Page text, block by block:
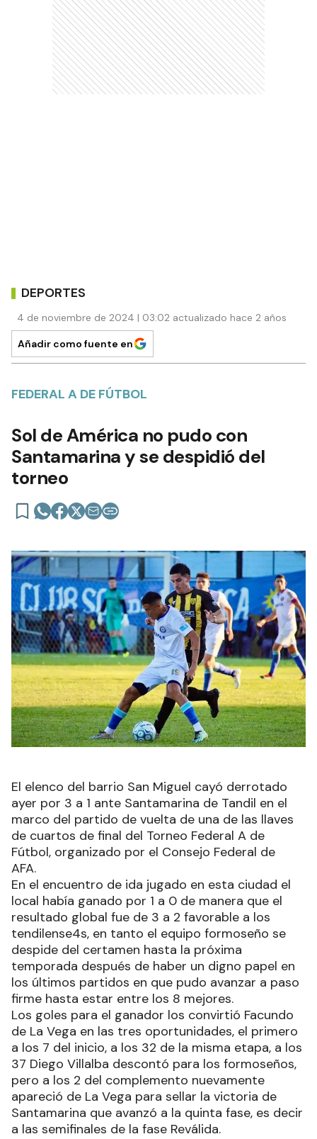
DEPORTES
4 de noviembre de 2024 | 03:02 actualizado hace 2 años
Añadir como fuente en
FEDERAL A DE FÚTBOL
Sol de América no pudo con
Santamarina y se despidió del
torneo
El elenco del barrio San Miguel cayó derrotado
ayer por 3 a 1 ante Santamarina de Tandil en el
marco del partido de vuelta de una de las llaves
de cuartos de final del Torneo Federal A de
Fútbol, organizado por el Consejo Federal de
AFA.
En el encuentro de ida jugado en esta ciudad el
local había ganado por 1 a 0 de manera que el
resultado global fue de 3 a 2 favorable a los
tendilense4s, en tanto el equipo formoseño se
despide del certamen hasta la próxima
temporada después de haber un digno papel en
los últimos partidos en que pudo avanzar a paso
firme hasta estar entre los 8 mejores.
Los goles para el ganador los convirtió Facundo
de La Vega en las tres oportunidades, el primero
a los 7 del inicio, a los 32 de la misma etapa, a los
37 Diego Villalba descontó para los formoseños,
pero a los 2 del complemento nuevamente
apareció de La Vega para sellar la victoria de
Santamarina que avanzó a la quinta fase, es decir
a las semifinales de la fase Reválida.